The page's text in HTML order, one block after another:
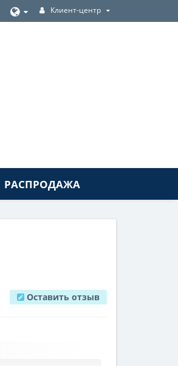
Клиент-центр
РАСПРОДАЖА
Оставить отзыв